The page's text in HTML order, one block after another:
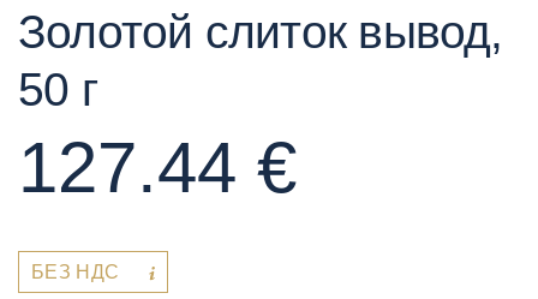
Золотой слиток вывод,
50 г
127.44 €
БЕЗ НДС